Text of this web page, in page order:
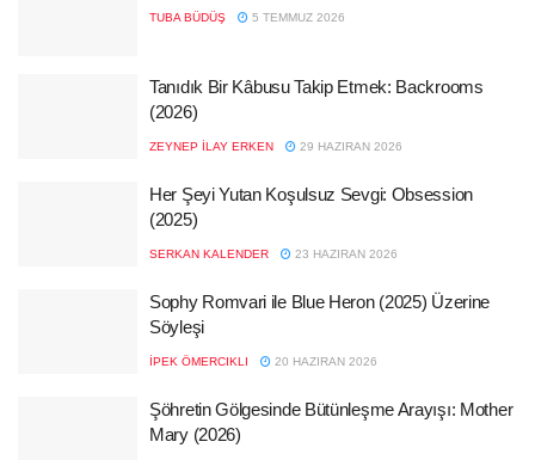
TUBA BÜDÜŞ 5 TEMMUZ 2026
Tanıdık Bir Kâbusu Takip Etmek: Backrooms
(2026)
ZEYNEP İLAY ERKEN 29 HAZIRAN 2026
Her Şeyi Yutan Koşulsuz Sevgi: Obsession
(2025)
SERKAN KALENDER 23 HAZIRAN 2026
Sophy Romvari ile Blue Heron (2025) Üzerine
Söyleşi
İPEK ÖMERCIKLI 20 HAZIRAN 2026
Şöhretin Gölgesinde Bütünleşme Arayışı: Mother
Mary (2026)